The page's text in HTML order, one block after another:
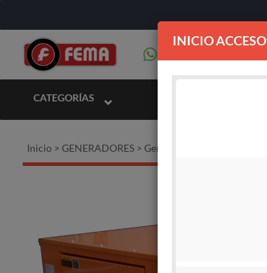
CATEGORÍAS
Inicio > GENERADORES > Generadores DIESEL
INICIO ACCESO